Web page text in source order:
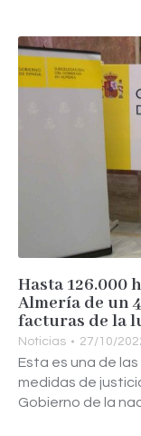
Hasta 126.000
Almería de un
facturas de la
Noticias 27/10/
Esta es una de
medidas de
Gobierno de la